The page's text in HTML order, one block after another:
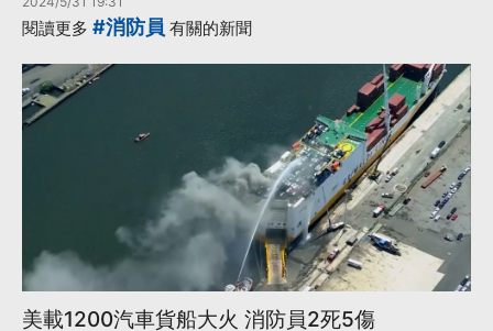
閱讀更多 #消防員 有關的新聞
美載1200汽車貨船大火 消防員2死5傷